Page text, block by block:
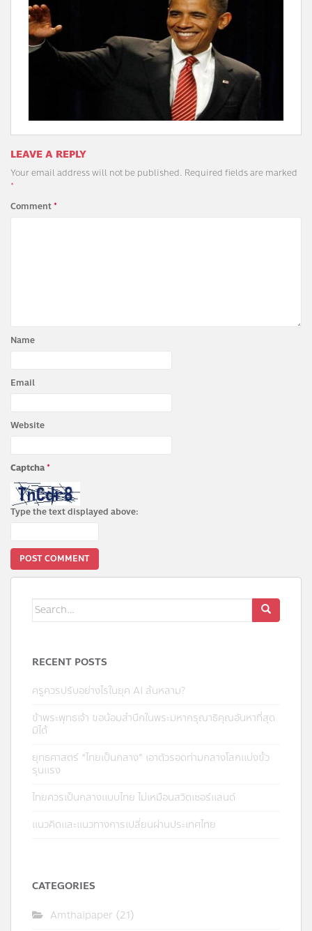
LEAVE A REPLY
Your email address will not be published. Required fields are marked
*
Comment*
Name
Email
Website
Captcha*
Type the text displayed above:
Search
for:
RECENT POSTS
ครูควรปรับอย่างไรในยุค AI ล้นหลาม?
ข้าพระพุทธเจ้า ขอน้อมสำนึกในพระมหากรุณาธิคุณอันหาที่สุด
มิได้
ยุทธศาสตร์ “ไทยเป็นกลาง” เอาตัวรอดท่ามกลางโลกแบ่งขั้ว
รุนแรง
ไทยควรเป็นกลางแบบไทย ไม่เหมือนสวิตเซอร์แลนด์
แนวคิดและแนวทางการเปลี่ยนผ่านประเทศไทย
CATEGORIES
Amthaipaper (21)